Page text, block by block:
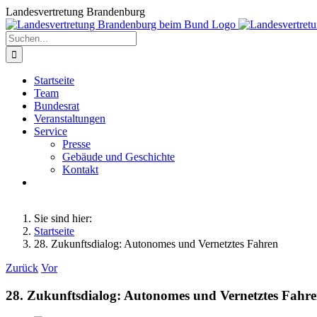
Zum
Inhalt
springen
Landesvertretung Brandenburg
Suche
nach:
Startseite
Team
Bundesrat
Veranstaltungen
Service
Presse
Gebäude und Geschichte
Kontakt
Sie sind hier:
Startseite
28. Zukunftsdialog: Autonomes und Vernetztes Fahren
Zurück Vor
28. Zukunftsdialog: Autonomes und Vernetztes